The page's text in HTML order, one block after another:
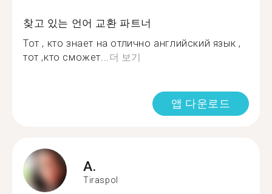
찾고 있는 언어 교환 파트너
Тот , кто знает на отлично английский язык ,
тот ,кто сможет...더 보기
앱 다운로드
A.
Tiraspol